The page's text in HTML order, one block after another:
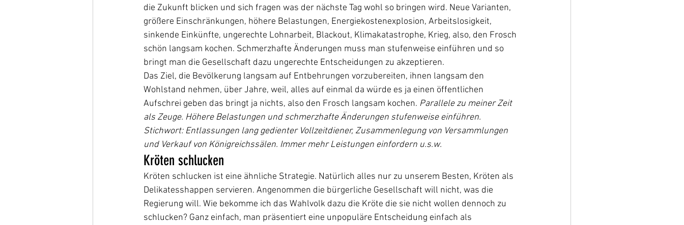
die Zukunft blicken und sich fragen was der nächste Tag wohl so bringen wird. Neue Varianten,
größere Einschränkungen, höhere Belastungen, Energiekostenexplosion, Arbeitslosigkeit,
sinkende Einkünfte, ungerechte Lohnarbeit, Blackout, Klimakatastrophe, Krieg, also, den Frosch
schön langsam kochen. Schmerzhafte Änderungen muss man stufenweise einführen und so
bringt man die Gesellschaft dazu ungerechte Entscheidungen zu akzeptieren.
Das Ziel, die Bevölkerung langsam auf Entbehrungen vorzubereiten, ihnen langsam den
Wohlstand nehmen, über Jahre, weil, alles auf einmal da würde es ja einen öffentlichen
Aufschrei geben das bringt ja nichts, also den Frosch langsam kochen. Parallele zu meiner Zeit
als Zeuge. Höhere Belastungen und schmerzhafte Änderungen stufenweise einführen.
Stichwort: Entlassungen lang gedienter Vollzeitdiener, Zusammenlegung von Versammlungen
und Verkauf von Königreichssälen. Immer mehr Leistungen einfordern u.s.w.
Kröten schlucken
Kröten schlucken ist eine ähnliche Strategie. Natürlich alles nur zu unserem Besten, Kröten als
Delikatesshappen servieren. Angenommen die bürgerliche Gesellschaft will nicht, was die
Regierung will. Wie bekomme ich das Wahlvolk dazu die Kröte die sie nicht wollen dennoch zu
schlucken? Ganz einfach, man präsentiert eine unpopuläre Entscheidung einfach als